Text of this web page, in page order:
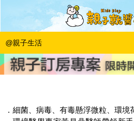
@親子生活
《養出孩子的抗毒力！
懶人包》留言贈書活動(
KidsPlay活動企劃|2021-11-05
．細菌、病毒、有毒懸浮微粒、環